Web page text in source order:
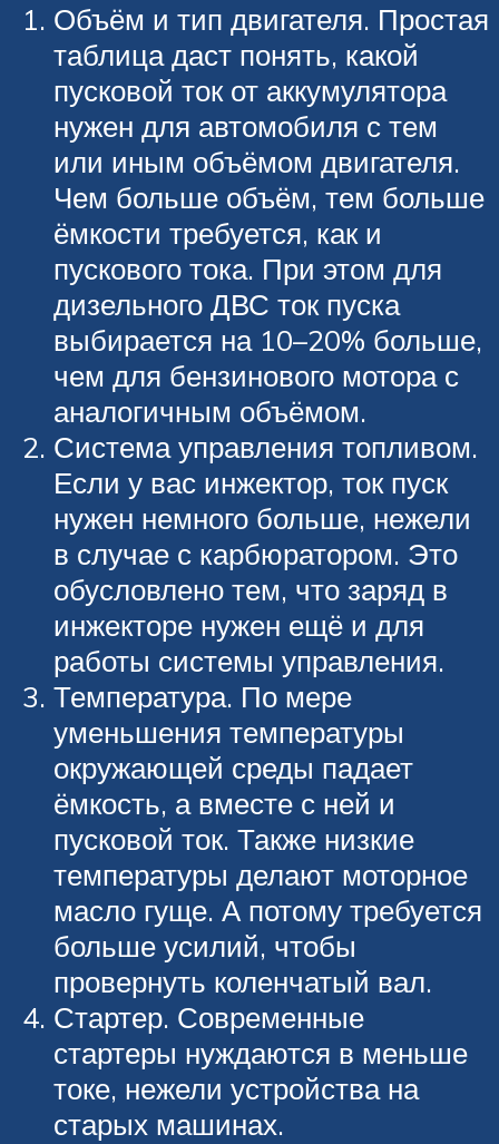
Объём и тип двигателя. Простая
таблица даст понять, какой
пусковой ток от аккумулятора
нужен для автомобиля с тем
или иным объёмом двигателя.
Чем больше объём, тем больше
ёмкости требуется, как и
пускового тока. При этом для
дизельного ДВС ток пуска
выбирается на 10–20% больше,
чем для бензинового мотора с
аналогичным объёмом.
Система управления топливом.
Если у вас инжектор, ток пуск
нужен немного больше, нежели
в случае с карбюратором. Это
обусловлено тем, что заряд в
инжекторе нужен ещё и для
работы системы управления.
Температура. По мере
уменьшения температуры
окружающей среды падает
ёмкость, а вместе с ней и
пусковой ток. Также низкие
температуры делают моторное
масло гуще. А потому требуется
больше усилий, чтобы
провернуть коленчатый вал.
Стартер. Современные
стартеры нуждаются в меньше
токе, нежели устройства на
старых машинах.